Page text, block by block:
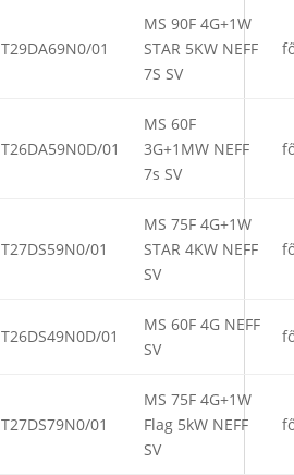
T29DA69N0/01
MS 90F 4G+1W
STAR 5KW NEFF
7S SV
T26DA59N0D/01
MS 60F
3G+1MW NEFF
7s SV
T27DS59N0/01
MS 75F 4G+1W
STAR 4KW NEFF
SV
T26DS49N0D/01
MS 60F 4G NEFF
SV
T27DS79N0/01
MS 75F 4G+1W
Flag 5kW NEFF
SV